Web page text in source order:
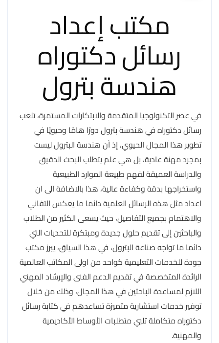
مكتب إعداد
رسائل دكتوراه
هندسة بترول
في عصر التكنولوجيا المتقدمة والابتكارات المستمرة، تلعب
رسائل دكتوراه في هندسة بترول دورًا هامًا وحيويًا في
تطوير هذا المجال الحيوي، إذ أن هندسة البترول ليست
بمجرد مهنة عادية، بل هي علم يتطلب البحث الدقيق
والدراسة العميقة لفهم طبيعة الموارد الطبيعية
واستخراجها بدقة وكفاءة عالية، هذا بالاضافة الى ان
اعداد مثل هذه الرسائل العلمية دائما ما يعكس التفاني
والاهتمام بجميع التفاصيل، حيث يسعى الكثير من الطلاب
والباحثين إلى تقديم حلول جديدة ومبتكرة للتحديات التي
دائما ما تواجه صناعة البترول، في هذا السياق، يبرز مكتب
جودة للخدمات التعليمية كواحد من اولى المكاتب العالمية
الرائدة المتخصصة في تقديم الدعم الفنى والإرشاد المهني
اللازم لمساعدة الباحثين في هذا المجال، وذلك من خلال
توفير خدمات استشارية متميزة تساعدهم في كتابة رسائل
دكتوراه متكاملة تلبي متطلبات الأوساط الأكاديمية
والمهنية.